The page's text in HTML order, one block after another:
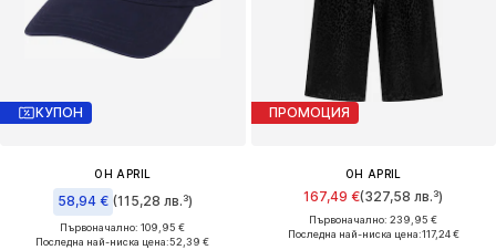
КУПОН
OH APRIL
58,94 € (115,28 лв.³)
Първоначално: 109,95 €
Последна най-ниска цена:52,39 €
ПРОМОЦИЯ
OH APRIL
167,49 €(327,58 лв.³)
Първоначално: 239,95 €
Последна най-ниска цена:117,24 €